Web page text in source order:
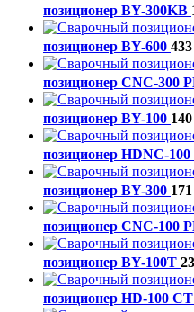
позиционер BY-300KB
позиционер BY-600
позиционер CNC-300
позиционер BY-100
позиционер HDNC-100
позиционер BY-300
позиционер CNC-100
позиционер BY-100T
позиционер HD-100 CT